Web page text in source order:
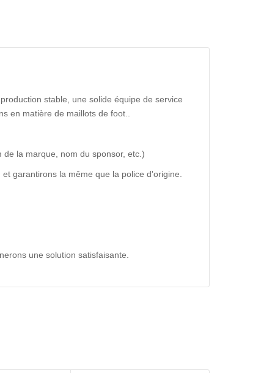
stable, une solide équipe de service
en matière de maillots de foot..
la marque, nom du sponsor, etc.)
garantirons la même que la police d'origine.
une solution satisfaisante.